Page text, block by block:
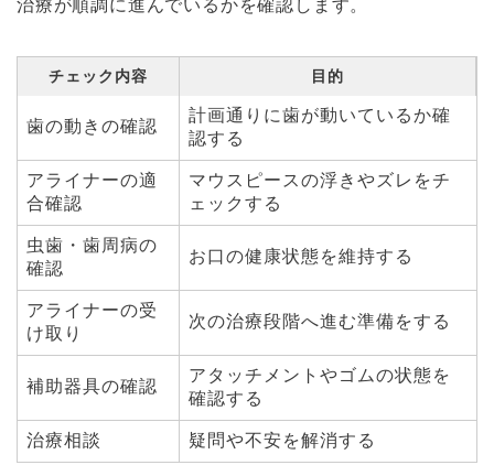
治療が順調に進んでいるかを確認します。
チェック内容 目的
歯の動きの確認
計画通りに歯が動いているか確
認する
アライナーの適
合確認
マウスピースの浮きやズレをチ
ェックする
虫歯・歯周病の
確認
お口の健康状態を維持する
アライナーの受
け取り
次の治療段階へ進む準備をする
補助器具の確認
アタッチメントやゴムの状態を
確認する
治療相談 疑問や不安を解消する